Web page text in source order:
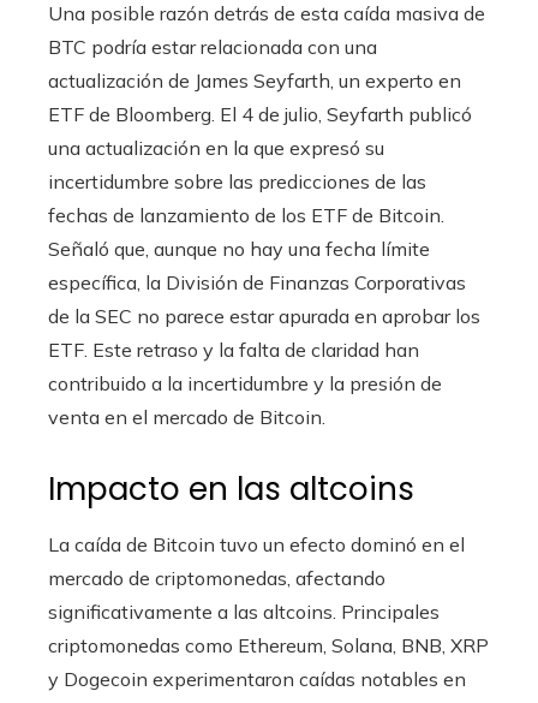
Una posible razón detrás de esta caída masiva de
BTC podría estar relacionada con una
actualización de James Seyfarth, un experto en
ETF de Bloomberg. El 4 de julio, Seyfarth publicó
una actualización en la que expresó su
incertidumbre sobre las predicciones de las
fechas de lanzamiento de los ETF de Bitcoin.
Señaló que, aunque no hay una fecha límite
específica, la División de Finanzas Corporativas
de la SEC no parece estar apurada en aprobar los
ETF. Este retraso y la falta de claridad han
contribuido a la incertidumbre y la presión de
venta en el mercado de Bitcoin.
Impacto en las altcoins
La caída de Bitcoin tuvo un efecto dominó en el
mercado de criptomonedas, afectando
significativamente a las altcoins. Principales
criptomonedas como Ethereum, Solana, BNB, XRP
y Dogecoin experimentaron caídas notables en